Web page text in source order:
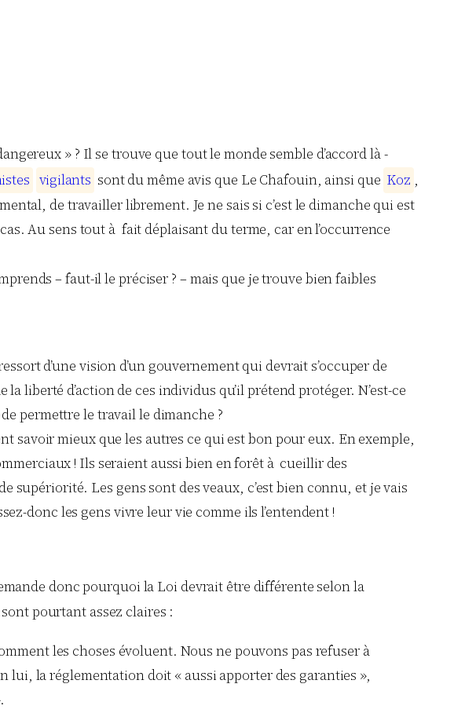
» ? Il se trouve que tout le monde semble d’accord là -
istes vigilants sont du même avis que Le Chafouin, ainsi que Koz ,
de travailler librement. Je ne sais si c’est le dimanche qui est
Au sens tout à fait déplaisant du terme, car en l’occurrence
– faut-il le préciser ? – mais que je trouve bien faibles
d’une vision d’un gouvernement qui devrait s’occuper de
liberté d’action de ces individus qu’il prétend protéger. N’est-ce
permettre le travail le dimanche ?
savoir mieux que les autres ce qui est bon pour eux. En exemple,
! Ils seraient aussi bien en forêt à cueillir des
Les gens sont des veaux, c’est bien connu, et je vais
donc les gens vivre leur vie comme ils l’entendent !
donc pourquoi la Loi devrait être différente selon la
sont pourtant assez claires :
les choses évoluent. Nous ne pouvons pas refuser à
lui, la réglementation doit « aussi apporter des garanties »,